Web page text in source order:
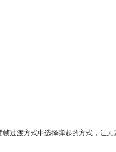
过渡方式中选择弹起的方式，让元